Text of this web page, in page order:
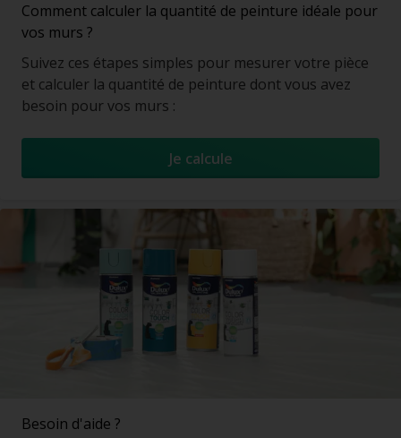
Comment calculer la quantité de peinture idéale pour
vos murs ?
Suivez ces étapes simples pour mesurer votre pièce
et calculer la quantité de peinture dont vous avez
besoin pour vos murs :
Je calcule
Besoin d'aide ?